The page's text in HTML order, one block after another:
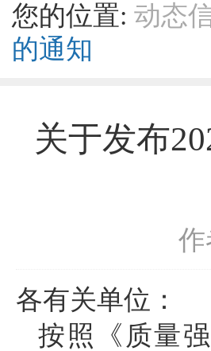
您的位置: 动态
的通知
关于发布
各有关单位：
按照《质量